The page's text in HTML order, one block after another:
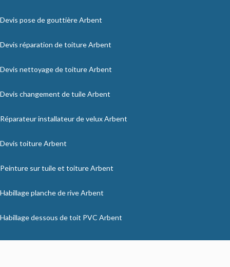
Devis pose de gouttière Arbent
Devis réparation de toiture Arbent
Devis nettoyage de toiture Arbent
Devis changement de tuile Arbent
Réparateur installateur de velux Arbent
Devis toiture Arbent
Peinture sur tuile et toiture Arbent
Habillage planche de rive Arbent
Habillage dessous de toit PVC Arbent